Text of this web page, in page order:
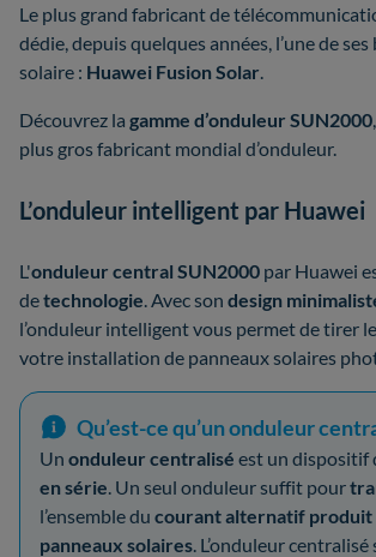
Le plus grand fabricant de
dédie, depuis quelques années, l’une de ses
solaire : Huawei Fusion Solar
Découvrez la gamme d’onduleur SUN2000
plus gros fabricant mondial d’onduleur.
L’onduleur intelligent par Huawei
L'onduleur central SUN2000 par Huawei
detechnologie . Avec son design
l’onduleur intelligent vous permet de tirer
votre installation de panneaux solaires
Qu’est-ce qu’un onduleur
Un onduleur centralisé est un dispositif
en série . Un seul onduleur suffit pour
l’ensemble du courant alternatif produit
panneaux solaires . L’onduleur centralisé